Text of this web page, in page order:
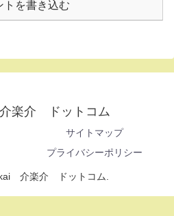
トを書き込む
楽介 ドットコム
サイトマップ
プライバシーポリシー
介楽介 ドットコム.